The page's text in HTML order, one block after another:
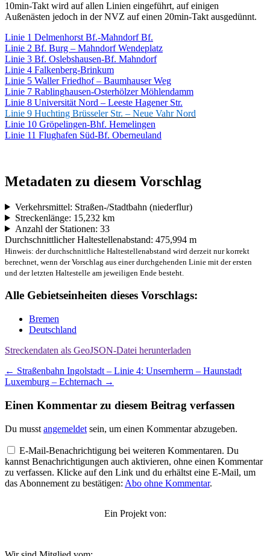
10min-Takt wird auf allen Linien eingeführt, auf einigen
Außenästen jedoch in der NVZ auf einen 20min-Takt ausgedünnt.
Linie 1 Delmenhorst Bf.-Mahndorf Bf.
Linie 2 Bf. Burg – Mahndorf Wendeplatz
Linie 3 Bf. Oslebshausen-Bf. Mahndorf
Linie 4 Falkenberg-Brinkum
Linie 5 Waller Friedhof – Baumhauser Weg
Linie 7 Rablinghausen-Osterhölzer Möhlendamm
Linie 8 Universität Nord – Leeste Hagener Str.
Linie 9 Huchting Brüsseler Str. – Neue Vahr Nord
Linie 10 Gröpelingen-Bhf. Hemelingen
Linie 11 Flughafen Süd-Bf. Oberneuland
Metadaten zu diesem Vorschlag
Verkehrsmittel: Straßen-/Stadtbahn (niederflur)
Streckenlänge: 15,232 km
Anzahl der Stationen: 33
Durchschnittlicher Haltestellenabstand: 475,994 m
Hinweis: der durchschnittliche Haltestellenabstand wird derzeit nur korrekt
berechnet, wenn der Vorschlag aus einer durchgehenden Linie mit der ersten
und der letzten Haltestelle am jeweiligen Ende besteht.
Alle Gebietseinheiten dieses Vorschlags:
Bremen
Deutschland
Streckendaten als GeoJSON-Datei herunterladen
Beitragsnavigation
← Straßenbahn Ingolstadt – Linie 4: Unsernherrn – Haunstadt
Luxemburg – Echternach →
Einen Kommentar zu diesem Beitrag verfassen
Du musst angemeldet sein, um einen Kommentar abzugeben.
E-Mail-Benachrichtigung bei weiteren Kommentaren. Du
kannst Benachrichtigungen auch aktivieren, ohne einen Kommentar
zu verfassen. Klicke auf den Link und du erhältst eine E-Mail, um
das Abonnement zu bestätigen: Abo ohne Kommentar.
Ein Projekt von: